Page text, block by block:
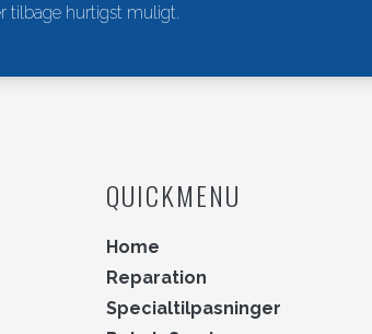
tilbage hurtigst muligt.
QUICKMENU
Home
Reparation
Specialtilpasninger